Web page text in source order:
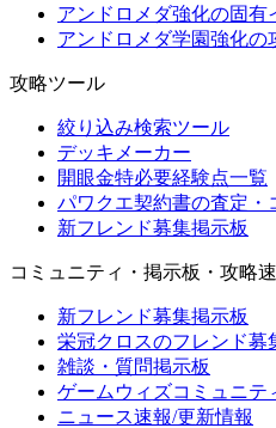
アンドロメダ強化の固有
アンドロメダ学園強化の
攻略ツール
絞り込み検索ツール
デッキメーカー
開眼金特必要経験点一覧
パワクエ契約書の査定・
新フレンド募集掲示板
コミュニティ・掲示板・攻略
新フレンド募集掲示板
栄冠クロスのフレンド募
雑談・質問掲示板
ゲームウィズコミュニテ
ニュース速報/更新情報